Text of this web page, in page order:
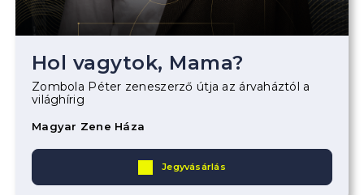
Hol vagytok, Mama?
Zombola Péter zeneszerző útja az árvaháztól a
világhírig
Magyar Zene Háza
Jegyvásárlás